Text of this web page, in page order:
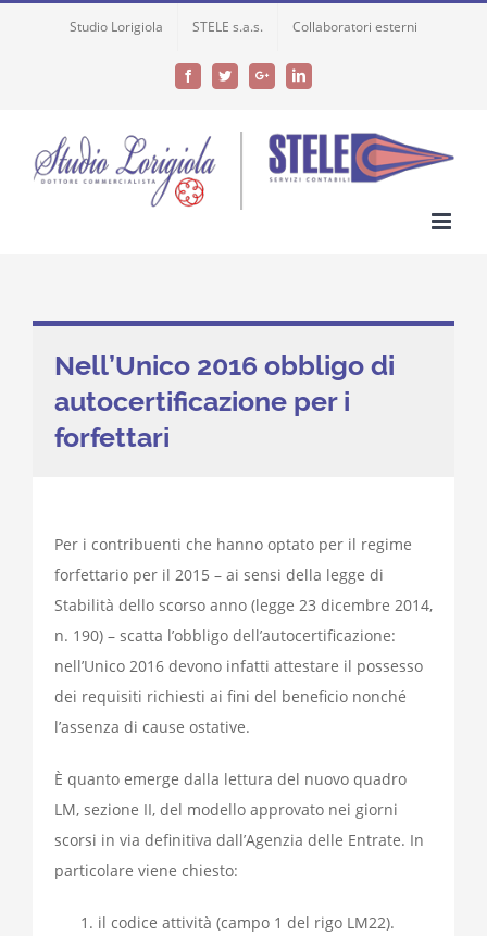
Studio Lorigiola STELE s.a.s. Collaboratori esterni
FacebookTwitterGoogle+LinkedIn
Nell’Unico 2016 obbligo di
autocertificazione per i
forfettari
Per i contribuenti che hanno optato per il regime
forfettario per il 2015 – ai sensi della legge di
Stabilità dello scorso anno (legge 23 dicembre 2014,
n. 190) – scatta l’obbligo dell’autocertificazione:
nell’Unico 2016 devono infatti attestare il possesso
dei requisiti richiesti ai fini del beneficio nonché
l’assenza di cause ostative.
È quanto emerge dalla lettura del nuovo quadro
LM, sezione II, del modello approvato nei giorni
scorsi in via definitiva dall’Agenzia delle Entrate. In
particolare viene chiesto:
il codice attività (campo 1 del rigo LM22).